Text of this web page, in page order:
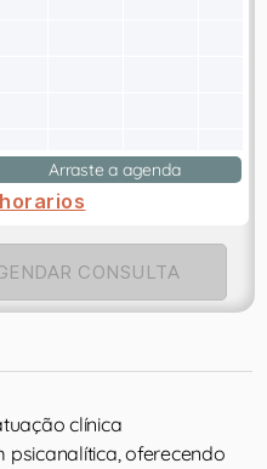
Arraste a agenda
CONSULTA
clínica
oferecendo